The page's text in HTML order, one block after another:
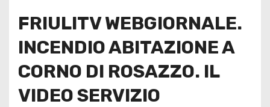
FRIULITV WEBGIORNALE.
INCENDIO ABITAZIONE A
CORNO DI ROSAZZO. IL
VIDEO SERVIZIO